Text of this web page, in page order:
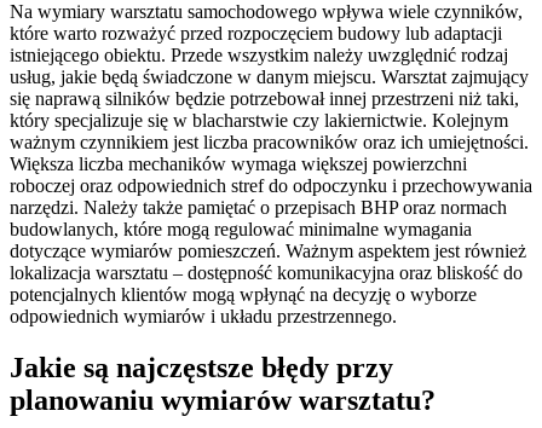
Na wymiary warsztatu samochodowego wpływa wiele czynników,
które warto rozważyć przed rozpoczęciem budowy lub adaptacji
istniejącego obiektu. Przede wszystkim należy uwzględnić rodzaj
usług, jakie będą świadczone w danym miejscu. Warsztat zajmujący
się naprawą silników będzie potrzebował innej przestrzeni niż taki,
który specjalizuje się w blacharstwie czy lakiernictwie. Kolejnym
ważnym czynnikiem jest liczba pracowników oraz ich umiejętności.
Większa liczba mechaników wymaga większej powierzchni
roboczej oraz odpowiednich stref do odpoczynku i przechowywania
narzędzi. Należy także pamiętać o przepisach BHP oraz normach
budowlanych, które mogą regulować minimalne wymagania
dotyczące wymiarów pomieszczeń. Ważnym aspektem jest również
lokalizacja warsztatu – dostępność komunikacyjna oraz bliskość do
potencjalnych klientów mogą wpłynąć na decyzję o wyborze
odpowiednich wymiarów i układu przestrzennego.
Jakie są najczęstsze błędy przy
planowaniu wymiarów warsztatu?